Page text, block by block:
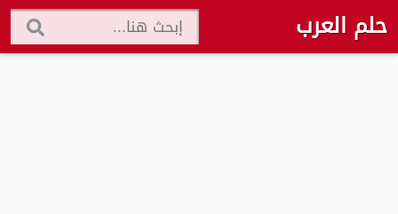
حلم العرب